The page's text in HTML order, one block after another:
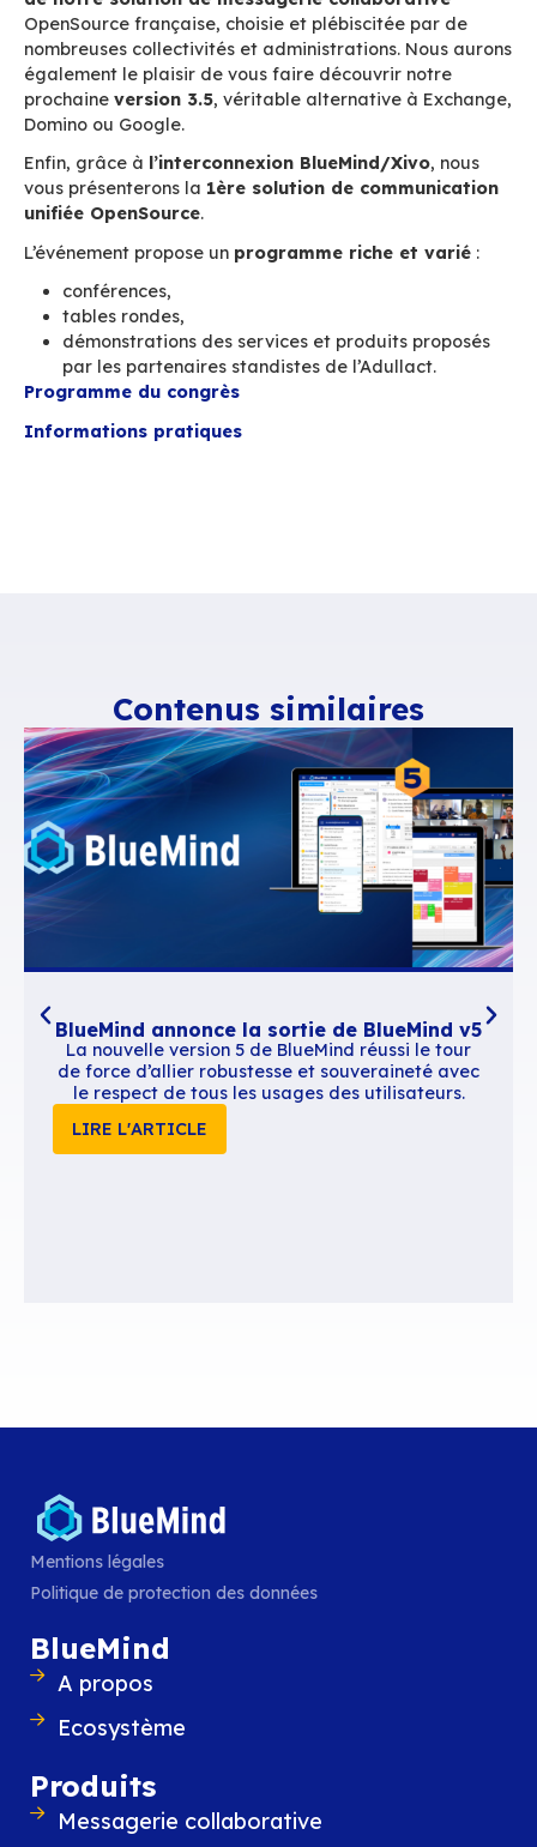
BlueMind participera au congrès de
et 24 juin à Montpellier à la Médiathèque E.
Partenaire silver du congrès de l’Adullact,
tiendra unstand avec son partenaire
A cette occasion, nous animerons des
de notre solution de messagerie
OpenSource française, choisie et plébiscitée
nombreuses collectivités et administrations.
également le plaisir de vous faire découvrir
prochaineversion 3.5, véritable alternative à
Domino ou Google.
vous présenterons la
Programme du congrès
Informations pratiques
Contenus similaires
BlueMind annonce la sortie de
La nouvelle version 5 de BlueMind réussi
de force d’allier robustesse et
le respect de tous les usages des
Mentions légales
Politique de protection des données
BlueMind
A propos
Ecosystème
Produits
Messagerie collaborative